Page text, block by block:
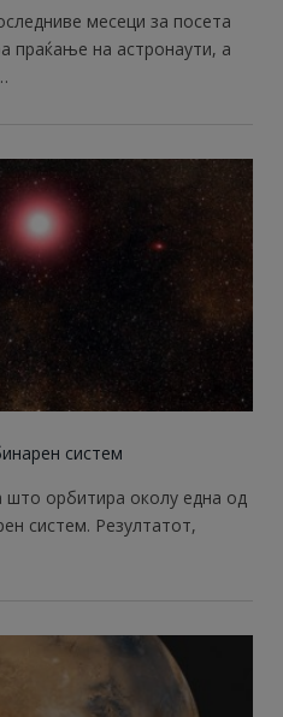
месеци за посета
праќање на астронаути, а
систем
што орбитира околу една од
систем. Резултатот,